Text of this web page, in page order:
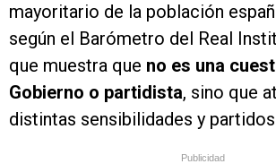
mayoritario de la población
según el Barómetro del Real
que muestra que no es una
Gobierno o partidista, sino que
distintas sensibilidades y
Publicidad